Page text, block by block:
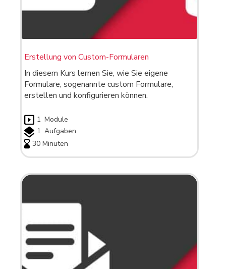
Erstellung von Custom-Formularen
In diesem Kurs lernen Sie, wie Sie eigene
Formulare, sogenannte custom Formulare,
erstellen und konfigurieren können.
1 Module
1 Aufgaben
30 Minuten